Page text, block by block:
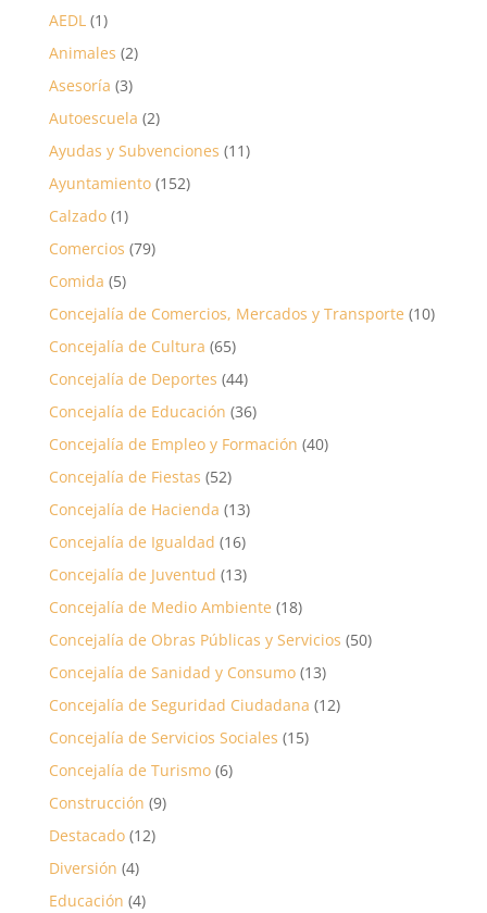
AEDL(1)
Animales (2)
Asesoría (3)
Autoescuela (2)
Ayudas y Subvenciones (11)
Ayuntamiento(152)
Calzado(1)
Comercios (79)
Comida (5)
Concejalía de Comercios, Mercados y Transporte (10)
Concejalía de Cultura (65)
Concejalía de Deportes (44)
Concejalía de Educación (36)
Concejalía de Empleo y Formación (40)
Concejalía de Fiestas (52)
Concejalía de Hacienda (13)
Concejalía de Igualdad (16)
Concejalía de Juventud (13)
Concejalía de Medio Ambiente (18)
Concejalía de Obras Públicas y Servicios (50)
Concejalía de Sanidad y Consumo(13)
Concejalía de Seguridad Ciudadana (12)
Concejalía de Servicios Sociales (15)
Concejalía de Turismo(6)
Construcción (9)
Destacado(12)
Diversión (4)
Educación (4)